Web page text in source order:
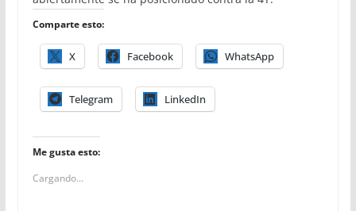
Comparte esto:
X Facebook WhatsApp
Telegram LinkedIn
Me gusta esto:
Cargando...